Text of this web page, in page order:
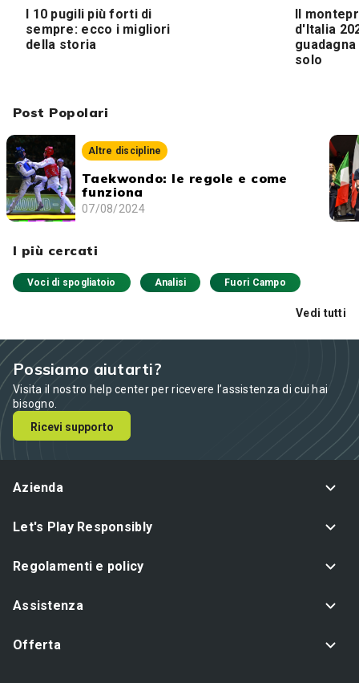
Post Popolari
Altre discipline
Taekwondo: le regole e come
funziona
07/08/2024
I più cercati
Voci di spogliatoio Analisi Fuori Campo
Vedi tutti
I 10 pugili più forti di
sempre: ecco i migliori
della storia
Il
d'Italia
solo
Possiamo aiutarti?
Visita il nostro help center per ricevere l’assistenza di cui hai
bisogno.
Ricevi supporto
Azienda
Let's Play Responsibly
Regolamenti e policy
Assistenza
Offerta